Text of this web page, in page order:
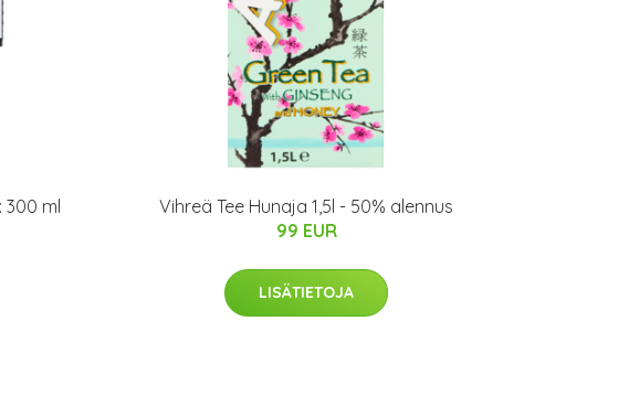
300 ml
Vihreä Tee Hunaja 1,5l - 50% alennus
99 EUR
LISÄTIETOJA